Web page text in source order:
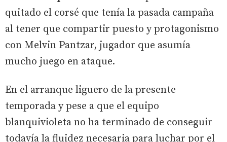
quitado el corsé que tenía la pasada campaña
al tener que compartir puesto y protagonismo
con Melvin Pantzar, jugador que asumía
mucho juego en ataque.
En el arranque liguero de la presente
temporada y pese a que el equipo
blanquivioleta no ha terminado de conseguir
todavía la fluidez necesaria para luchar por el